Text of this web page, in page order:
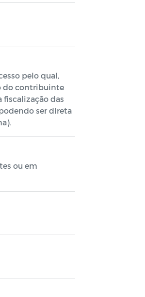
pelo qual,
do contribuinte
das
ser direta
ou em